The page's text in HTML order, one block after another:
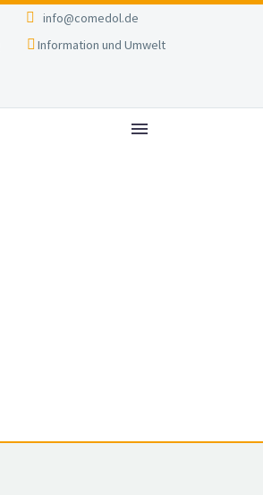
info@comedol.de
Information und Umwelt